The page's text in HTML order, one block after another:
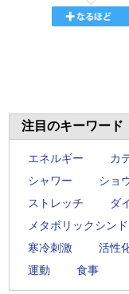
注目のキーワード
エネルギー カ
シャワー
ショ
ストレッチ
ダ
メタボリックシン
寒冷刺激
活性
運動
食事